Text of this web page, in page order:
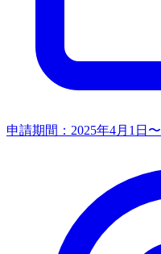
申請期間： 2025年4月1日〜